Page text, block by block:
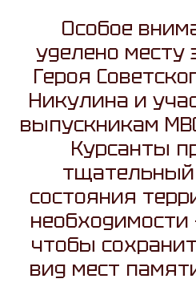
Особое
уделено месту
Героя
Никулина и
выпускникам
Курсанты
состояния
чтобы
вид мест